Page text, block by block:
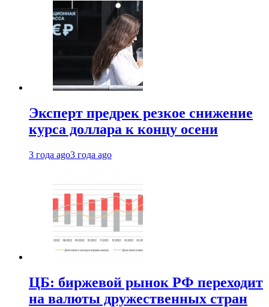
Эксперт предрек резкое снижение
курса доллара к концу осени
3 года ago3 года ago
ЦБ: биржевой рынок РФ переходит
на валюты дружественных стран